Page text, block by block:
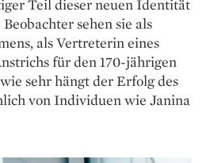
Teil dieser neuen Identität
sehen sie als
als Vertreterin eines
für den 170-jährigen
sehr hängt der Erfolg des
von Individuen wie Janina